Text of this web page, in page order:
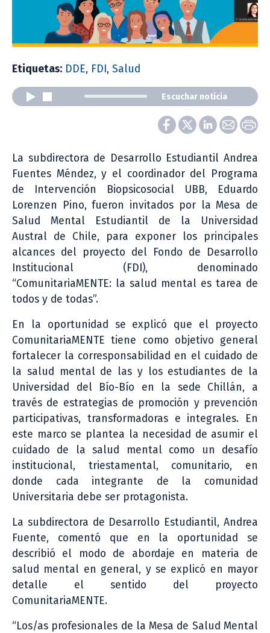
Etiquetas: DDE, FDI, Salud
Escuchar noticia
La subdirectora de Desarrollo Estudiantil Andrea
Fuentes Méndez, y el coordinador del Programa
de Intervención Biopsicosocial UBB, Eduardo
Lorenzen Pino, fueron invitados por la Mesa de
Salud Mental Estudiantil de la Universidad
Austral de Chile, para exponer los principales
alcances del proyecto del Fondo de Desarrollo
Institucional (FDI), denominado
“ComunitariaMENTE: la salud mental es tarea de
todos y de todas”.
En la oportunidad se explicó que el proyecto
ComunitariaMENTE tiene como objetivo general
fortalecer la corresponsabilidad en el cuidado de
la salud mental de las y los estudiantes de la
Universidad del Bío-Bío en la sede Chillán, a
través de estrategias de promoción y prevención
participativas, transformadoras e integrales. En
este marco se plantea la necesidad de asumir el
cuidado de la salud mental como un desafío
institucional, triestamental, comunitario, en
donde cada integrante de la comunidad
Universitaria debe ser protagonista.
La subdirectora de Desarrollo Estudiantil, Andrea
Fuente, comentó que en la oportunidad se
describió el modo de abordaje en materia de
salud mental en general, y se explicó en mayor
detalle el sentido del proyecto
ComunitariaMENTE.
“Los/as profesionales de la Mesa de Salud Mental